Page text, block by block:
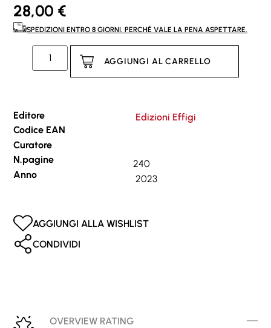
28,00 €
SPEDIZIONI ENTRO 8 GIORNI. PERCHÉ VALE LA PENA ASPETTARE.
AGGIUNGI AL CARRELLO
Editore
Edizioni Effigi
Codice EAN
Curatore
N.pagine
240
Anno
2023
AGGIUNGI ALLA WISHLIST
CONDIVIDI
OVERVIEW RATING